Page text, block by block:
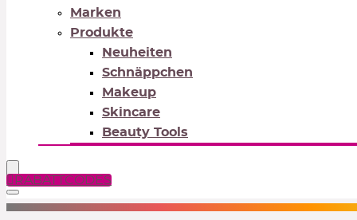
Marken
Produkte
Neuheiten
Schnäppchen
Makeup
Skincare
Beauty Tools
RABATTCODES